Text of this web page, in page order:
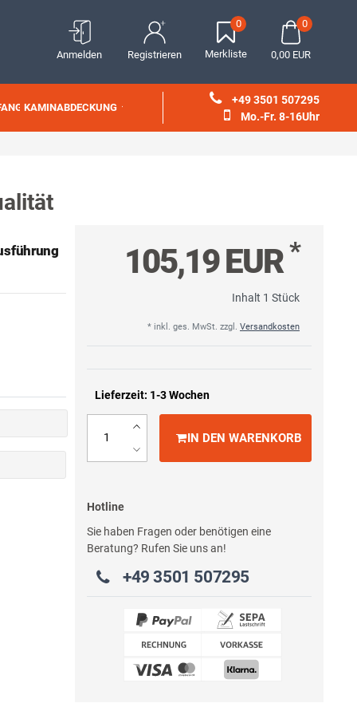
Anmelden Registrieren
0
Merkliste
0
0,00 EUR
KAMINABDECKUNG
+49 3501 507295
Mo.-Fr. 8-16Uhr
105,19 EUR*
Inhalt 1 Stück
* inkl. ges. MwSt. zzgl. Versandkosten
Lieferzeit: 1-3 Wochen
IN DEN WARENKORB
Hotline
Sie haben Fragen oder benötigen eine
Beratung? Rufen Sie uns an!
+49 3501 507295